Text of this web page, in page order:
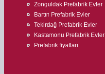
Zonguldak Prefabrik Evler
Bartın Prefabrik Evler
Tekirdağ Prefabrik Evler
Kastamonu Prefabrik Evler
Prefabrik fiyatları